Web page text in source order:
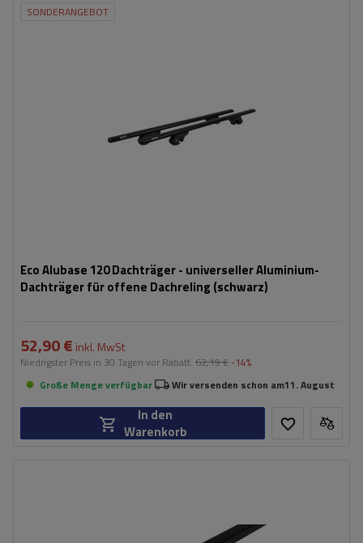
SONDERANGEBOT
Eco Alubase 120 Dachträger - universeller Aluminium-
Dachträger für offene Dachreling (schwarz)
52,90 € inkl. MwSt
Niedrigster Preis in 30 Tagen vor Rabatt: 62,19 € -14%
Große Menge verfügbar
Wir versenden schon am11. August
In den
Warenkorb